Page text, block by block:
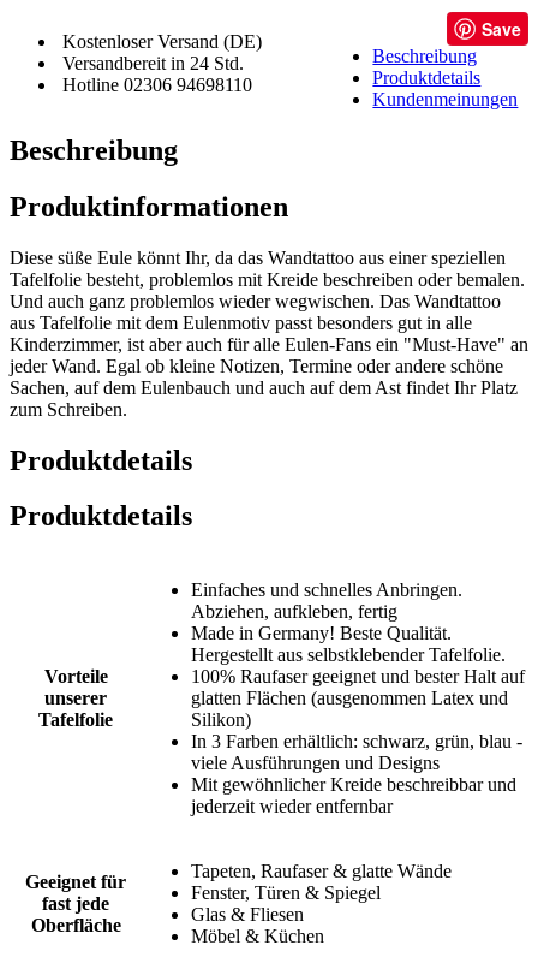
Kostenloser Versand (DE)
Versandbereit in 24 Std.
Hotline 02306 94698110
Save
Beschreibung
Produktdetails
Kundenmeinungen
Beschreibung
Produktinformationen
Diese süße Eule könnt Ihr, da das Wandtattoo aus einer speziellen
Tafelfolie besteht, problemlos mit Kreide beschreiben oder bemalen.
Und auch ganz problemlos wieder wegwischen. Das Wandtattoo
aus Tafelfolie mit dem Eulenmotiv passt besonders gut in alle
Kinderzimmer, ist aber auch für alle Eulen-Fans ein "Must-Have" an
jeder Wand. Egal ob kleine Notizen, Termine oder andere schöne
Sachen, auf dem Eulenbauch und auch auf dem Ast findet Ihr Platz
zum Schreiben.
Produktdetails
Produktdetails
Vorteile
unserer
Tafelfolie
Einfaches und schnelles Anbringen.
Abziehen, aufkleben, fertig
Made in Germany! Beste Qualität.
Hergestellt aus selbstklebender Tafelfolie.
100% Raufaser geeignet und bester Halt auf
glatten Flächen (ausgenommen Latex und
Silikon)
In 3 Farben erhältlich: schwarz, grün, blau -
viele Ausführungen und Designs
Mit gewöhnlicher Kreide beschreibbar und
jederzeit wieder entfernbar
Geeignet für
fast jede
Oberfläche
Tapeten, Raufaser & glatte Wände
Fenster, Türen & Spiegel
Glas & Fliesen
Möbel & Küchen